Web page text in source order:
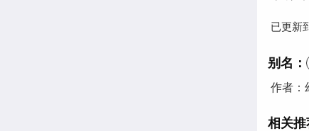
已更新
别名：
作者：
相关推